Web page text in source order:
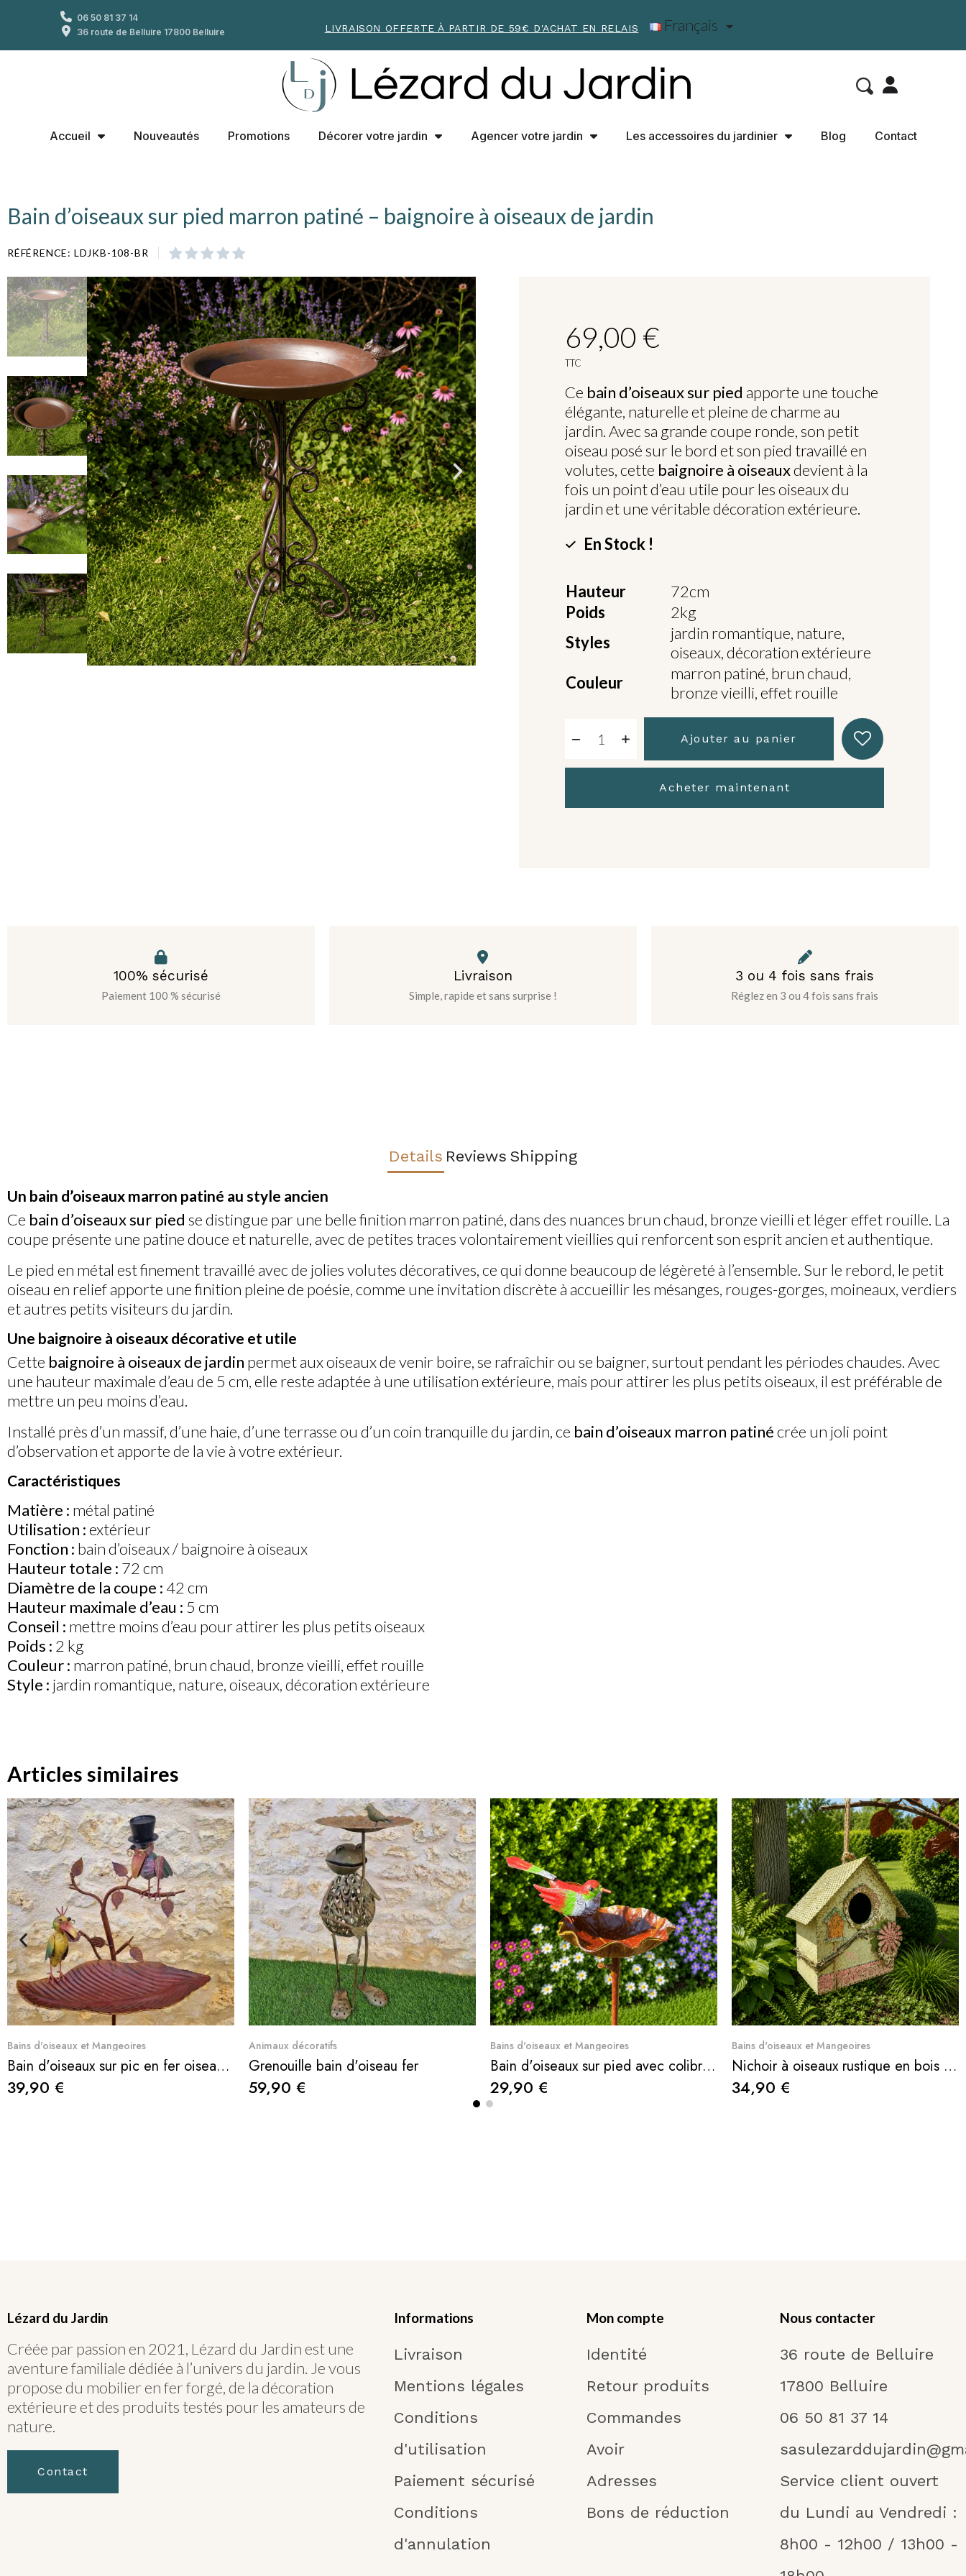
06 50 81 37 14
36 route de Belluire 17800 Belluire
LIVRAISON OFFERTE À PARTIR DE 59€ D'ACHAT EN RELAIS Français 
Accueil Nouveautés Promotions Décorer votre jardin Agencer votre jardin Les accessoires du jardinier Blog Contact
Bain d’oiseaux sur pied marron patiné – baignoire à oiseaux de jardin
RÉFÉRENCE LDJKB-108-BR     
69,00 €
TTC
Ce bain d’oiseaux sur pied apporte une touche
élégante, naturelle et pleine de charme au
jardin. Avec sa grande coupe ronde, son petit
oiseau posé sur le bord et son pied travaillé en
volutes, cette baignoire à oiseauxdevient à la
fois un point d’eau utile pour les oiseaux du
jardin et une véritable décoration extérieure.
En Stock !
Hauteur
72cm
Poids
2kg
Styles
jardin romantique, nature,
oiseaux, décoration extérieure
Couleur
marron patiné, brun chaud,
bronze vieilli, effet rouille
Ajouter au panier
Acheter maintenant
100% sécurisé
Paiement 100 % sécurisé
Livraison
Simple, rapide et sans surprise !
3 ou 4 fois sans frais
Réglez en 3 ou 4 fois sans frais
Details Reviews Shipping
Un bain d’oiseaux marron patiné au style ancien
Ce bain d’oiseaux sur pied se distingue par une belle finition marron patiné, dans des nuances brun chaud, bronze vieilli et léger effet rouille. La
coupe présente une patine douce et naturelle, avec de petites traces volontairement vieillies qui renforcent son esprit ancien et authentique.
Le pied en métal est finement travaillé avec de jolies volutes décoratives, ce qui donne beaucoup de légèreté à l’ensemble. Sur le rebord, le petit
oiseau en relief apporte une finition pleine de poésie, comme une invitation discrète à accueillir les mésanges, rouges-gorges, moineaux, verdiers
et autres petits visiteurs du jardin.
Une baignoire à oiseaux décorative et utile
Cette baignoire à oiseaux de jardin permet aux oiseaux de venir boire, se rafraîchir ou se baigner, surtout pendant les périodes chaudes. Avec
une hauteur maximale d’eau de 5 cm, elle reste adaptée à une utilisation extérieure, mais pour attirer les plus petits oiseaux, il est préférable de
mettre un peu moins d’eau.
Installé près d’un massif, d’une haie, d’une terrasse ou d’un coin tranquille du jardin, ce bain d’oiseaux marron patinécrée un joli point
d’observation et apporte de la vie à votre extérieur.
Caractéristiques
Matière : métal patiné
Utilisation :extérieur
Fonction : bain d’oiseaux / baignoire à oiseaux
Hauteur totale : 72 cm
Diamètre de la coupe : 42 cm
Hauteur maximale d’eau : 5 cm
Conseil : mettre moins d’eau pour attirer les plus petits oiseaux
Poids : 2 kg
Couleur : marron patiné, brun chaud, bronze vieilli, effet rouille
Style : jardin romantique, nature, oiseaux, décoration extérieure
Articles similaires
Aperçu rapide
Bains d'oiseaux et Mangeoires
Bain d'oiseaux sur pic en fer oiseaux colorés et mangeoire H138 cm
39,90 €
Aperçu rapide
Animaux décoratifs
Grenouille bain d'oiseau fer
59,90 €
Aperçu rapide
Bains d'oiseaux et Mangeoires
Bain d'oiseaux sur pied avec colibri décoratif – Abreuvoir et baignoire à oiseaux en métal
29,90 €
Aperçu rapide
Bains d'oiseaux et Mangeoires
Nichoir à oiseaux rustique en bois et métal à suspendre
34,90 €
Lézard du Jardin
Créée par passion en 2021, Lézard du Jardin est une
aventure familiale dédiée à l’univers du jardin. Je vous
propose du mobilier en fer forgé, de la décoration
extérieure et des produits testés pour les amateurs de
nature.
Contact
Informations
Livraison
Mentions légales
Conditions
d'utilisation
Paiement sécurisé
Conditions
d'annulation
Mon compte
Identité
Retour produits
Commandes
Avoir
Adresses
Bons de réduction
Nous contacter
36 route de Belluire
17800 Belluire
06 50 81 37 14
Service client ouvert
du Lundi au Vendredi :
8h00 - 12h00 / 13h00 -